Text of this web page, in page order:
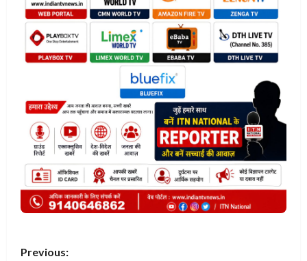
P
Previous: